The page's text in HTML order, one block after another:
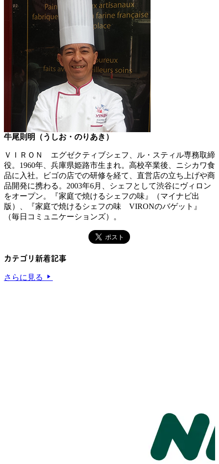
牛尾則明（うしお・のりあき）
ＶＩＲＯＮ エグゼクティブシェフ、ル・スティル専務取締
役。1960年、兵庫県姫路市生まれ。高校卒業後、ニシカワ食
品に入社。ビゴの店での研修を経て、直営店の立ち上げや商
品開発に携わる。2003年6月、シェフとして渋谷にヴィロン
をオープン。『家庭で焼けるシェフの味』（マイナビ出
版）、『家庭で焼けるシェフの味 VIRONのバゲット』
（毎日コミュニケーションズ）。
カテゴリ新着記事
さらに見る